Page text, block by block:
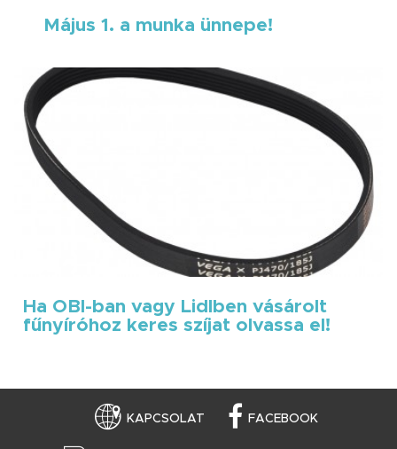
Május 1. a munka ünnepe!
Ha OBI-ban vagy Lidlben vásárolt
fűnyíróhoz keres szíjat olvassa el!
KAPCSOLAT FACEBOOK